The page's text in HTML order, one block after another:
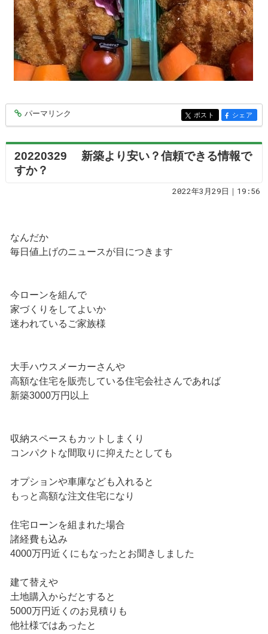
entry7126
パーマリンク entry7126
ポスト entry7126
シェア
20220329 新築より安い？信頼できる情報で
すか？
2022年3月29日｜19:56
なんだか
毎日値上げのニュースが目につきます
今ローンを組んで
家づくりをしてよいか
迷われているご家族様
大手ハウスメーカーさんや
高額な住宅を販売している住宅会社さんであれば
新築3000万円以上
収納スペースもカットしまくり
コンパクトな間取りに抑えたとしても
オプションや車庫なども入れると
もっと高額な注文住宅になり
住宅ローンを組まれた場合
諸経費も込み
4000万円近くにもなったとお聞きしました
建て替えや
土地購入からだとすると
5000万円近くのお見積りも
他社様ではあったと